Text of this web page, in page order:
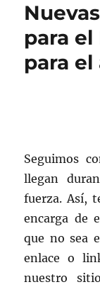
para
para el
Seguimos
llegan
fuerza. Así,
encarga de
que no sea
enlace o
nuestro